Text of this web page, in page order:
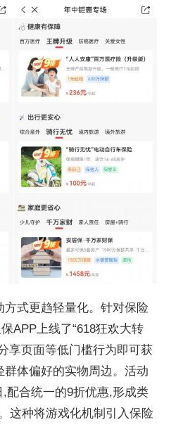
式更趋轻量化。针对保险
APP上线了“618狂欢大转
享页面等低门槛行为即可获
体偏好的实物周边。活动
配合统一的9折优惠,形成类
这种将游戏化机制引入保险